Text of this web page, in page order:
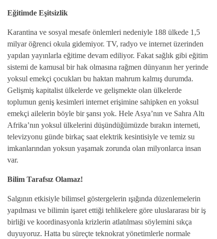
Eğitimde Eşitsizlik
Karantina ve sosyal mesafe önlemleri nedeniyle 188 ülkede 1,5
milyar öğrenci okula gidemiyor. TV, radyo ve internet üzerinden
yapılan yayınlarla eğitime devam ediliyor. Fakat sağlık gibi eğitim
sistemi de kamusal bir hak olmasına rağmen dünyanın her yerinde
yoksul emekçi çocukları bu haktan mahrum kalmış durumda.
Gelişmiş kapitalist ülkelerde ve gelişmekte olan ülkelerde
toplumun geniş kesimleri internet erişimine sahipken en yoksul
emekçi ailelerin böyle bir şansı yok. Hele Asya’nın ve Sahra Altı
Afrika’nın yoksul ülkelerini düşündüğümüzde bırakın interneti,
televizyonu günde birkaç saat elektrik kesintisiyle ve temiz su
imkanlarından yoksun yaşamak zorunda olan milyonlarca insan
var.
Bilim Tarafsız Olamaz!
Salgının etkisiyle bilimsel göstergelerin ışığında düzenlemelerin
yapılması ve bilimin işaret ettiği tehlikelere göre uluslararası bir iş
birliği ve koordinasyonla krizlerin atlatılması söylemini sıkça
duyuyoruz. Hatta bu süreçte teknokrat yönetimlerle normale